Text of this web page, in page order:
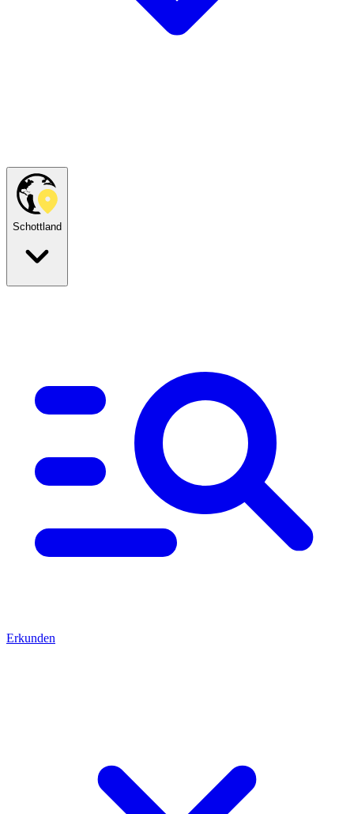
Schottland
Erkunden